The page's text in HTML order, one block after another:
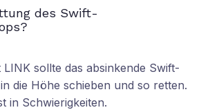
des Swift-
sollte das absinkende Swift-
die Höhe schieben und so retten.
in Schwierigkeiten.